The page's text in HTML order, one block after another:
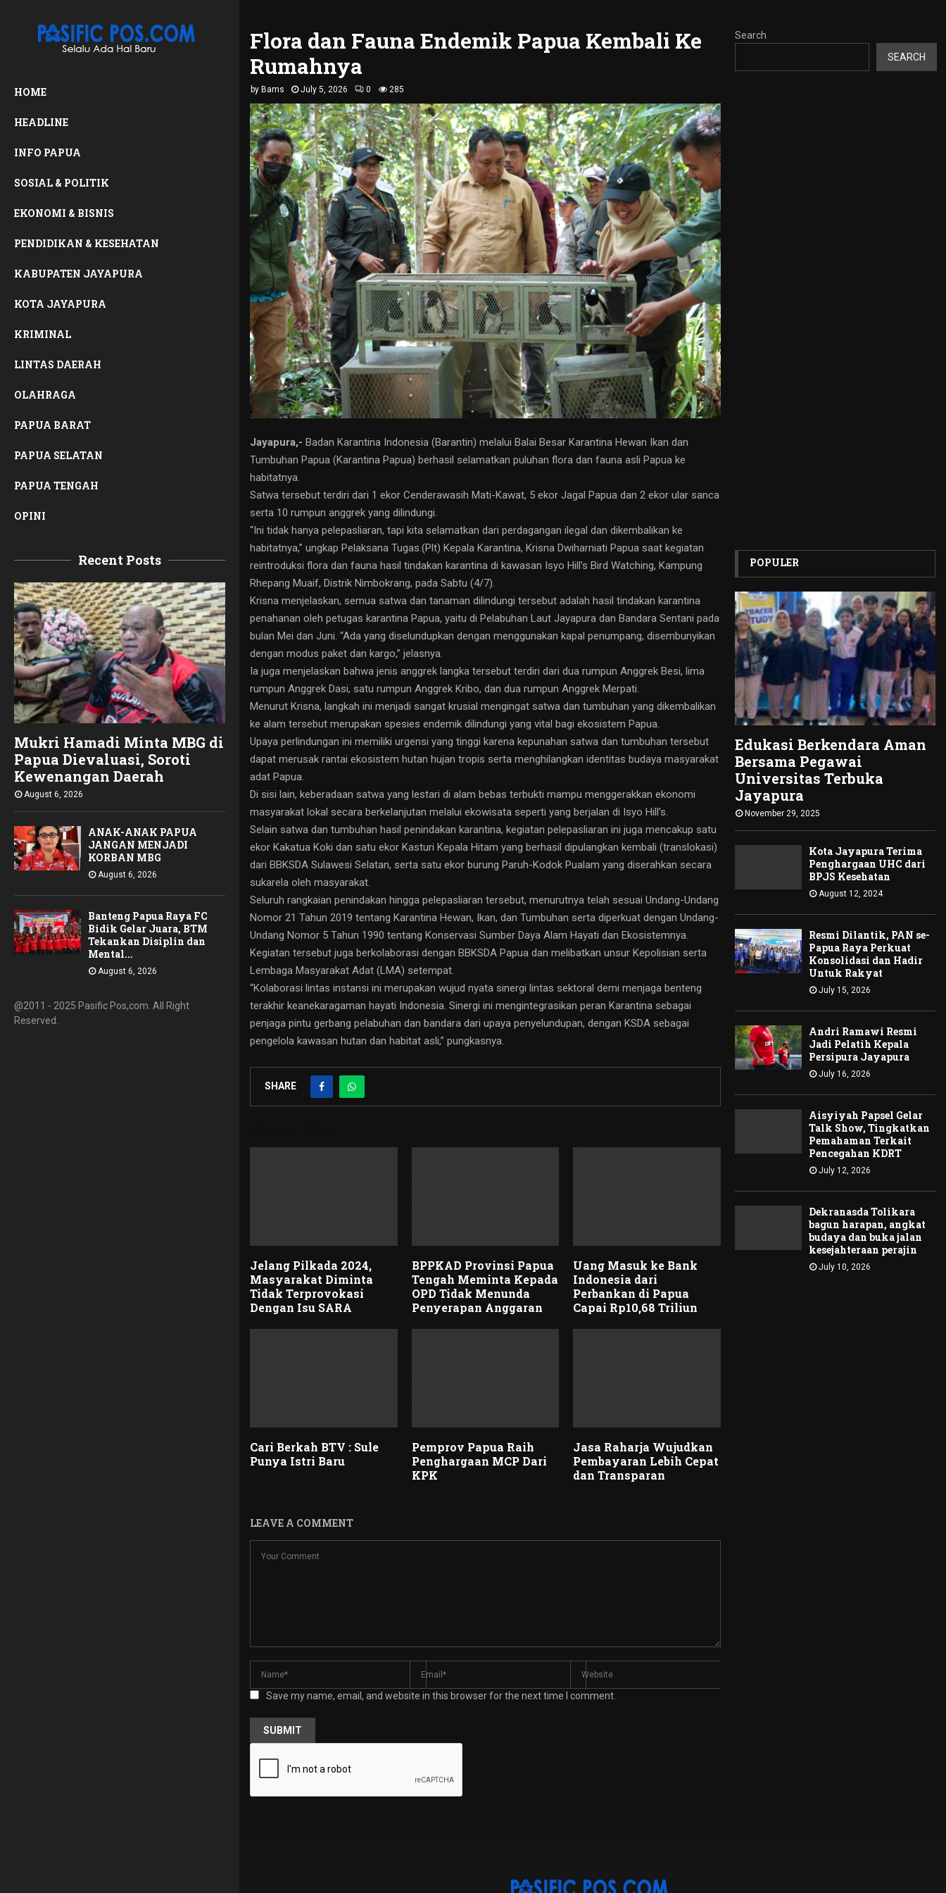
HOME
HEADLINE
INFO PAPUA
SOSIAL & POLITIK
EKONOMI & BISNIS
PENDIDIKAN & KESEHATAN
KABUPATEN JAYAPURA
KOTA JAYAPURA
KRIMINAL
LINTAS DAERAH
OLAHRAGA
PAPUA BARAT
PAPUA SELATAN
PAPUA TENGAH
OPINI
Recent Posts
Mukri Hamadi Minta MBG di
Papua Dievaluasi, Soroti
Kewenangan Daerah ‎
August 6, 2026
ANAK-ANAK PAPUA
JANGAN MENJADI
KORBAN MBG
August 6, 2026
Banteng Papua Raya FC
Bidik Gelar Juara, BTM
Tekankan Disiplin dan
Mental...
August 6, 2026
@2011 - 2025 Pasific Pos,com. All Right
Reserved.
Flora dan Fauna Endemik Papua Kembali Ke
Rumahnya
by Bams July 5, 2026 0 285
Jayapura,- Badan Karantina Indonesia (Barantin) melalui Balai Besar Karantina Hewan Ikan dan
Tumbuhan Papua (Karantina Papua) berhasil selamatkan puluhan flora dan fauna asli Papua ke
habitatnya.
Satwa tersebut terdiri dari 1 ekor Cenderawasih Mati-Kawat, 5 ekor Jagal Papua dan 2 ekor ular sanca
serta 10 rumpun anggrek yang dilindungi.
“Ini tidak hanya pelepasliaran, tapi kita selamatkan dari perdagangan ilegal dan dikembalikan ke
habitatnya,” ungkap Pelaksana Tugas.(Plt) Kepala Karantina, Krisna Dwiharniati Papua saat kegiatan
reintroduksi flora dan fauna hasil tindakan karantina di kawasan Isyo Hill’s Bird Watching, Kampung
Rhepang Muaif, Distrik Nimbokrang, pada Sabtu (4/7).
Krisna menjelaskan, semua satwa dan tanaman dilindungi tersebut adalah hasil tindakan karantina
penahanan oleh petugas karantina Papua, yaitu di Pelabuhan Laut Jayapura dan Bandara Sentani pada
bulan Mei dan Juni. “Ada yang diselundupkan dengan menggunakan kapal penumpang, disembunyikan
dengan modus paket dan kargo,” jelasnya.
Ia juga menjelaskan bahwa jenis anggrek langka tersebut terdiri dari dua rumpun Anggrek Besi, lima
rumpun Anggrek Dasi, satu rumpun Anggrek Kribo, dan dua rumpun Anggrek Merpati.
Menurut Krisna, langkah ini menjadi sangat krusial mengingat satwa dan tumbuhan yang dikembalikan
ke alam tersebut merupakan spesies endemik dilindungi yang vital bagi ekosistem Papua.
Upaya perlindungan ini memiliki urgensi yang tinggi karena kepunahan satwa dan tumbuhan tersebut
dapat merusak rantai ekosistem hutan hujan tropis serta menghilangkan identitas budaya masyarakat
adat Papua.
Di sisi lain, keberadaan satwa yang lestari di alam bebas terbukti mampu menggerakkan ekonomi
masyarakat lokal secara berkelanjutan melalui ekowisata seperti yang berjalan di Isyo Hill’s.
Selain satwa dan tumbuhan hasil penindakan karantina, kegiatan pelepasliaran ini juga mencakup satu
ekor Kakatua Koki dan satu ekor Kasturi Kepala Hitam yang berhasil dipulangkan kembali (translokasi)
dari BBKSDA Sulawesi Selatan, serta satu ekor burung Paruh-Kodok Pualam yang diserahkan secara
sukarela oleh masyarakat.
Seluruh rangkaian penindakan hingga pelepasliaran tersebut, menurutnya telah sesuai Undang-Undang
Nomor 21 Tahun 2019 tentang Karantina Hewan, Ikan, dan Tumbuhan serta diperkuat dengan Undang-
Undang Nomor 5 Tahun 1990 tentang Konservasi Sumber Daya Alam Hayati dan Ekosistemnya.
Kegiatan tersebut juga berkolaborasi dengan BBKSDA Papua dan melibatkan unsur Kepolisian serta
Lembaga Masyarakat Adat (LMA) setempat.
“Kolaborasi lintas instansi ini merupakan wujud nyata sinergi lintas sektoral demi menjaga benteng
terakhir keanekaragaman hayati Indonesia. Sinergi ini mengintegrasikan peran Karantina sebagai
penjaga pintu gerbang pelabuhan dan bandara dari upaya penyelundupan, dengan KSDA sebagai
pengelola kawasan hutan dan habitat asli,” pungkasnya.
SHARE
Jelang Pilkada 2024,
Masyarakat Diminta
Tidak Terprovokasi
Dengan Isu SARA
BPPKAD Provinsi Papua
Tengah Meminta Kepada
OPD Tidak Menunda
Penyerapan Anggaran
Uang Masuk ke Bank
Indonesia dari
Perbankan di Papua
Capai Rp10,68 Triliun
Cari Berkah BTV : Sule
Punya Istri Baru
Pemprov Papua Raih
Penghargaan MCP Dari
KPK
Jasa Raharja Wujudkan
Pembayaran Lebih Cepat
dan Transparan
LEAVE A COMMENT
Save my name, email, and website in this browser for the next time I comment.
Search
SEARCH
POPULER
Edukasi Berkendara Aman
Bersama Pegawai
Universitas Terbuka
Jayapura
November 29, 2025
Kota Jayapura Terima
Penghargaan UHC dari
BPJS Kesehatan
August 12, 2024
Resmi Dilantik, PAN se-
Papua Raya Perkuat
Konsolidasi dan Hadir
Untuk Rakyat
July 15, 2026
Andri Ramawi Resmi
Jadi Pelatih Kepala
Persipura Jayapura
July 16, 2026
Aisyiyah Papsel Gelar
Talk Show, Tingkatkan
Pemahaman Terkait
Pencegahan KDRT
July 12, 2026
Dekranasda Tolikara
bagun harapan, angkat
budaya dan buka jalan
kesejahteraan perajin
July 10, 2026